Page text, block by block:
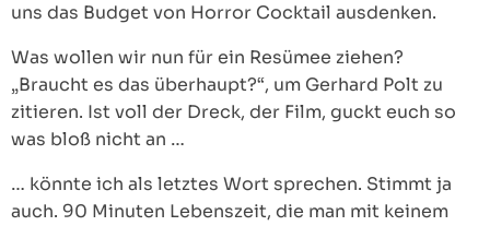
uns das Budget von Horror Cocktail ausdenken.
Was wollen wir nun für ein Resümee ziehen?
„Braucht es das überhaupt?“, um Gerhard Polt zu
zitieren. Ist voll der Dreck, der Film, guckt euch so
was bloß nicht an …
… könnte ich als letztes Wort sprechen. Stimmt ja
auch. 90 Minuten Lebenszeit, die man mit keinem